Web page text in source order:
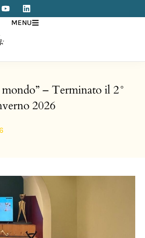
MENU
– Terminato il 2°
2026